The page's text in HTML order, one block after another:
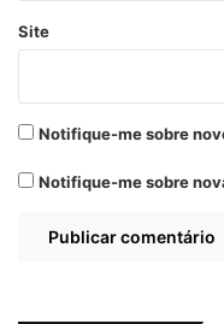
Site
Notifique-me sobre
Notifique-me sobre